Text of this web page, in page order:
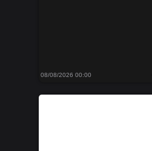
08/08/2026 00:00